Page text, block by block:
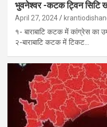
भुवनेश्वर -कटक ट्विन सिटि
April 27, 2024
१- बाराबाटि कटक में कांग्रेस का
२-बाराबाटि कटक में टिकट…